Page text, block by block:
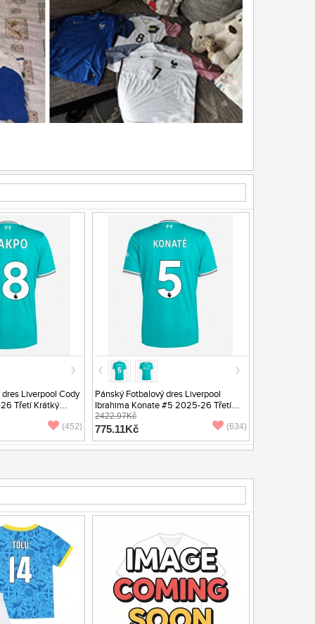
Liverpool Cody
Třetí Krátký
(452)
Pánský Fotbalový dres Liverpool
Ibrahima Konate #5 2025-26 Třetí
Krátký Rukáv
2422.97Kč
775.11Kč (634)